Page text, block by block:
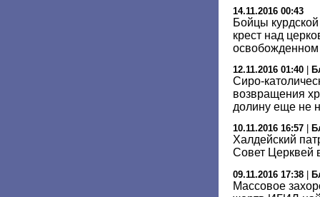
14.11.2016 00:43
Бойцы
крест над
12.11.2016 01:40
Сиро-
возвращения
долину еще не
10.11.2016 16:57
Халдейский
Совет Церквей
09.11.2016 17:38 |
Массовое